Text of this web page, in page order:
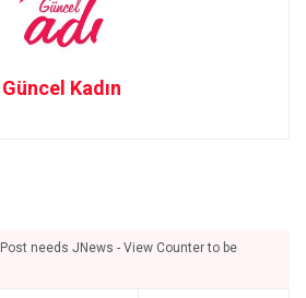
Güncel Kadın
needs JNews - View Counter to be